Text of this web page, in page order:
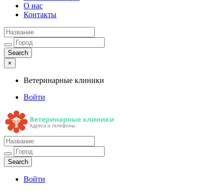
О нас
Контакты
×
Ветеринарные клиники
Войти
Ветеринарные клиники
Адреса и телефоны
Войти